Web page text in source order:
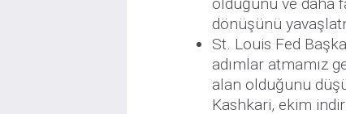
olduğunu ve daha
dönüşünü
St. Louis Fed
adımlar atmamız
alan olduğunu
Kashkari, ekim